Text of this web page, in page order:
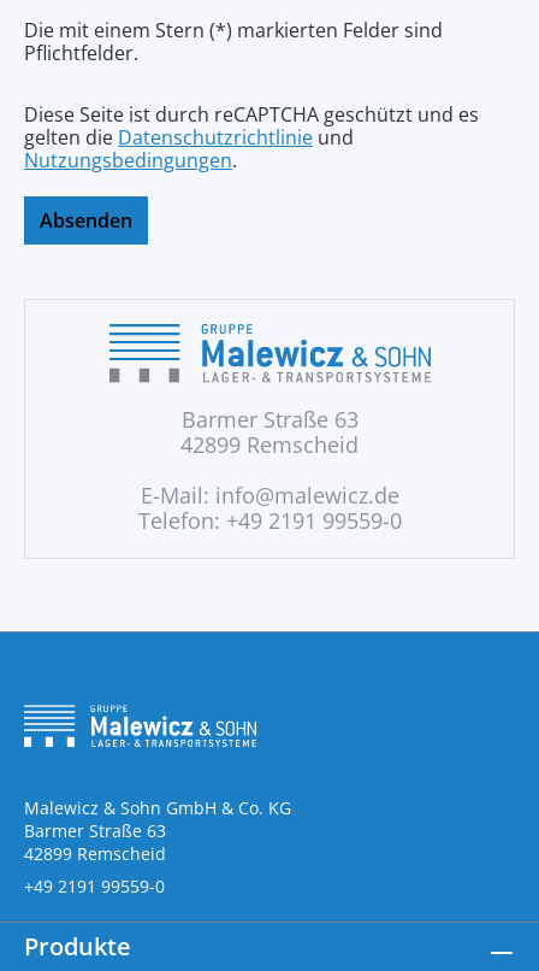
Die mit einem Stern (*) markierten Felder sind
Pflichtfelder.
Diese Seite ist durch reCAPTCHA geschützt und es
gelten die Datenschutzrichtlinie und
Nutzungsbedingungen.
Absenden
Barmer Straße 63
42899 Remscheid
E-Mail: info@malewicz.de
Telefon: +49 2191 99559-0
Malewicz & Sohn GmbH & Co. KG
Barmer Straße 63
42899 Remscheid
+49 2191 99559-0
Produkte